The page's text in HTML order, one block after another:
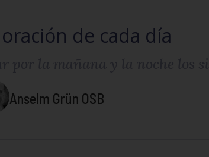
de cada día
Anselm Grün OSB